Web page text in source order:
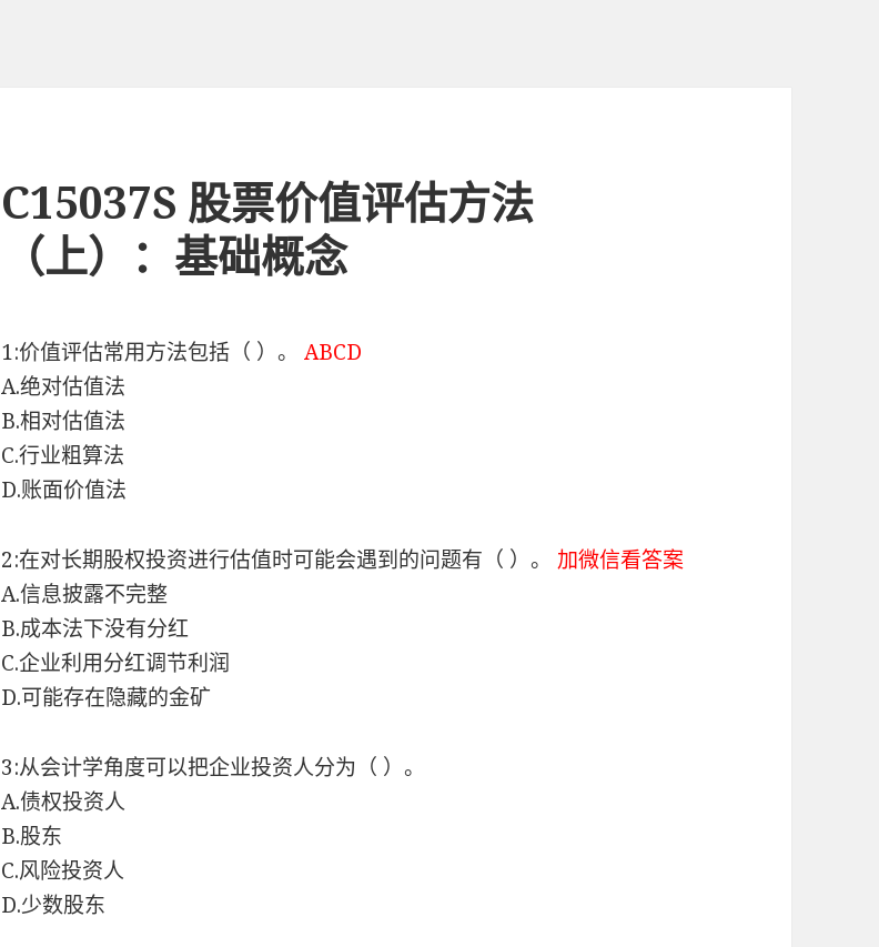
C15037S 股票价值评估方法
（上）：基础概念
1:价值评估常用方法包括（ ）。ABCD
A.绝对估值法
B.相对估值法
C.行业粗算法
D.账面价值法
2:在对长期股权投资进行估值时可能会遇到的问题有（ ）。 加微信看答案
A.信息披露不完整
B.成本法下没有分红
C.企业利用分红调节利润
D.可能存在隐藏的金矿
3:从会计学角度可以把企业投资人分为（ ）。
A.债权投资人
B.股东
C.风险投资人
D.少数股东